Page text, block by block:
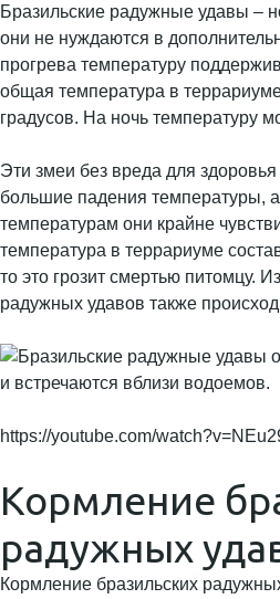
Бразильские радужные удавы –
они не нуждаются в
прогрева температуру
общая температура в
градусов. На ночь температуру
Эти змеи без вреда для здоровья
большие падения температуры,
температурам они крайне
температура в террариуме
то это грозит смертью питомцу.
радужных удавов также
https://youtube.com/
Кормление
радужных
Кормление бразильских